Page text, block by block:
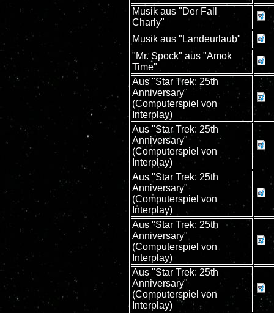
Musik aus "Der Fall
Charly"
Musik aus "Landeurlaub"
"Mr. Spock" aus "Amok
Time"
Aus "Star Trek: 25th
Anniversary"
(Computerspiel von
Interplay)
Aus "Star Trek: 25th
Anniversary"
(Computerspiel von
Interplay)
Aus "Star Trek: 25th
Anniversary"
(Computerspiel von
Interplay)
Aus "Star Trek: 25th
Anniversary"
(Computerspiel von
Interplay)
Aus "Star Trek: 25th
Anniversary"
(Computerspiel von
Interplay)